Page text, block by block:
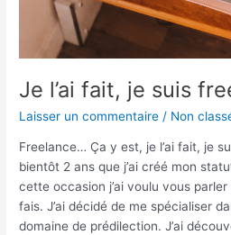
Je l’ai fait, je suis
Laisser un commentaire / Non
Freelance… Ça y est, je l’ai fait, je
bientôt 2 ans que j’ai créé mon
cette occasion j’ai voulu vous
fais. J’ai décidé de me spécialiser
domaine de prédilection. J’ai